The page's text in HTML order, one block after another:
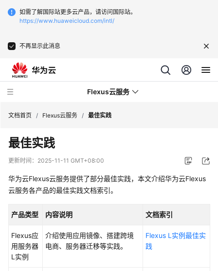
如需了解国际站更多云产品，请访问国际站。
https://www.huaweicloud.com/intl/
不再显示此消息
Flexus云服务
品
介
速
入
门
文档首页 / Flexus云服务 / 最佳实践
最佳实践
更新时间： 2025-11-11 GMT+08:00
华为云Flexus云服务提供了部分最佳实践，本文介绍华为云Flexus
云服务各产品的最佳实践文档索引。
产品类型 内容说明 文档索引
Flexus应
用服务器
L实例
介绍使用应用镜像、搭建跨境
电商、服务器迁移等实践。
Flexus L实例最佳实
践